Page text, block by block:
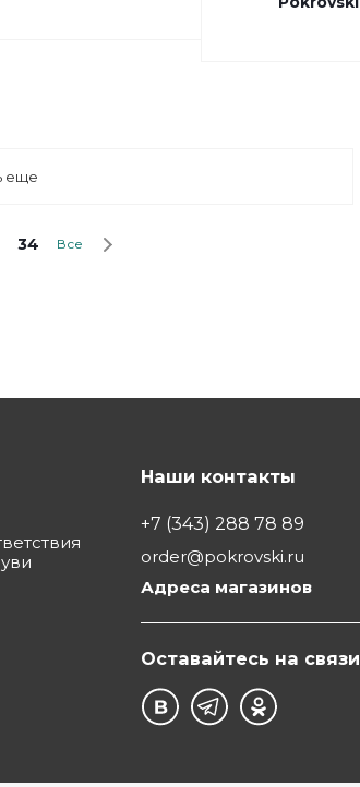
еще
34 Все
Наши контакты
+7 (343) 288 78 89
order@pokrovski.ru
Адреса магазинов
Оставайтесь на связи